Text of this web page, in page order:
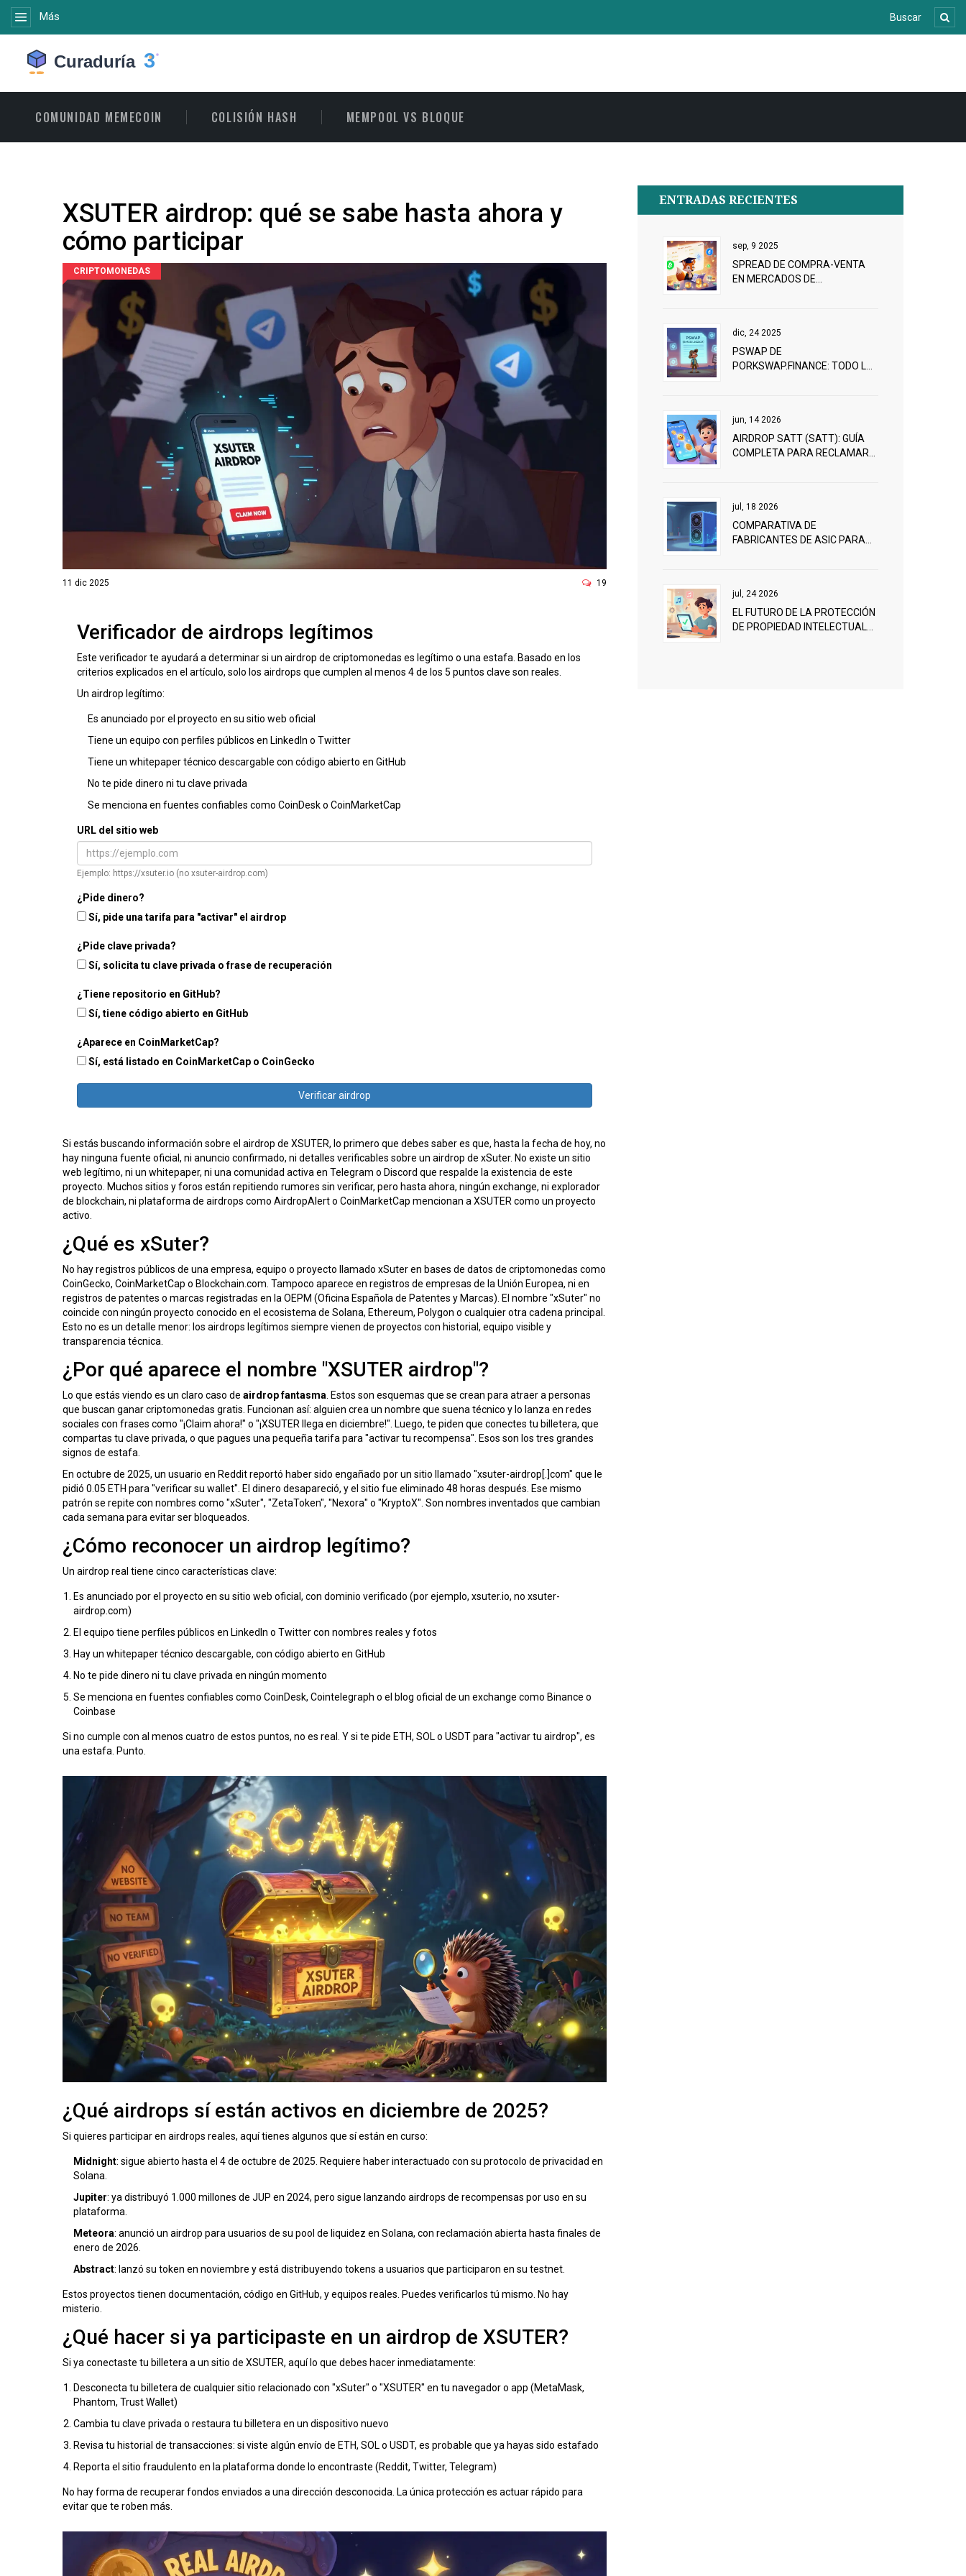
Más
COMUNIDAD MEMECOIN COLISIÓN HASH MEMPOOL VS BLOQUE
XSUTER airdrop: qué se sabe hasta ahora y
cómo participar
CRIPTOMONEDAS
11 dic 2025 19
Verificador de airdrops legítimos
Este verificador te ayudará a determinar si un airdrop de criptomonedas es legítimo o una estafa. Basado en los
criterios explicados en el artículo, solo los airdrops que cumplen al menos 4 de los 5 puntos clave son reales.
Un airdrop legítimo:
Es anunciado por el proyecto en su sitio web oficial
Tiene un equipo con perfiles públicos en LinkedIn o Twitter
Tiene un whitepaper técnico descargable con código abierto en GitHub
No te pide dinero ni tu clave privada
Se menciona en fuentes confiables como CoinDesk o CoinMarketCap
URL del sitio web
Ejemplo: https://xsuter.io (no xsuter-airdrop.com)
¿Pide dinero?
Sí, pide una tarifa para "activar" el airdrop
¿Pide clave privada?
Sí, solicita tu clave privada o frase de recuperación
¿Tiene repositorio en GitHub?
Sí, tiene código abierto en GitHub
¿Aparece en CoinMarketCap?
Sí, está listado en CoinMarketCap o CoinGecko
Verificar airdrop
Si estás buscando información sobre el airdrop de XSUTER, lo primero que debes saber es que, hasta la fecha de hoy, no
hay ninguna fuente oficial, ni anuncio confirmado, ni detalles verificables sobre un airdrop de xSuter. No existe un sitio
web legítimo, ni un whitepaper, ni una comunidad activa en Telegram o Discord que respalde la existencia de este
proyecto. Muchos sitios y foros están repitiendo rumores sin verificar, pero hasta ahora, ningún exchange, ni explorador
de blockchain, ni plataforma de airdrops como AirdropAlert o CoinMarketCap mencionan a XSUTER como un proyecto
activo.
¿Qué es xSuter?
No hay registros públicos de una empresa, equipo o proyecto llamado xSuter en bases de datos de criptomonedas como
CoinGecko, CoinMarketCap o Blockchain.com. Tampoco aparece en registros de empresas de la Unión Europea, ni en
registros de patentes o marcas registradas en la OEPM (Oficina Española de Patentes y Marcas). El nombre "xSuter" no
coincide con ningún proyecto conocido en el ecosistema de Solana, Ethereum, Polygon o cualquier otra cadena principal.
Esto no es un detalle menor: los airdrops legítimos siempre vienen de proyectos con historial, equipo visible y
transparencia técnica.
¿Por qué aparece el nombre "XSUTER airdrop"?
Lo que estás viendo es un claro caso de airdrop fantasma . Estos son esquemas que se crean para atraer a personas
que buscan ganar criptomonedas gratis. Funcionan así: alguien crea un nombre que suena técnico y lo lanza en redes
sociales con frases como "¡Claim ahora!" o "¡XSUTER llega en diciembre!". Luego, te piden que conectes tu billetera, que
compartas tu clave privada, o que pagues una pequeña tarifa para "activar tu recompensa". Esos son los tres grandes
signos de estafa.
En octubre de 2025, un usuario en Reddit reportó haber sido engañado por un sitio llamado "xsuter-airdrop[.]com" que le
pidió 0.05 ETH para "verificar su wallet". El dinero desapareció, y el sitio fue eliminado 48 horas después. Ese mismo
patrón se repite con nombres como "xSuter", "ZetaToken", "Nexora" o "KryptoX". Son nombres inventados que cambian
cada semana para evitar ser bloqueados.
¿Cómo reconocer un airdrop legítimo?
Un airdrop real tiene cinco características clave:
Es anunciado por el proyecto en su sitio web oficial, con dominio verificado (por ejemplo, xsuter.io, no xsuter-
airdrop.com)
El equipo tiene perfiles públicos en LinkedIn o Twitter con nombres reales y fotos
Hay un whitepaper técnico descargable, con código abierto en GitHub
No te pide dinero ni tu clave privada en ningún momento
Se menciona en fuentes confiables como CoinDesk, Cointelegraph o el blog oficial de un exchange como Binance o
Coinbase
Si no cumple con al menos cuatro de estos puntos, no es real. Y si te pide ETH, SOL o USDT para "activar tu airdrop", es
una estafa. Punto.
¿Qué airdrops sí están activos en diciembre de 2025?
Si quieres participar en airdrops reales, aquí tienes algunos que sí están en curso:
Midnight: sigue abierto hasta el 4 de octubre de 2025. Requiere haber interactuado con su protocolo de privacidad en
Solana.
Jupiter: ya distribuyó 1.000 millones de JUP en 2024, pero sigue lanzando airdrops de recompensas por uso en su
plataforma.
Meteora: anunció un airdrop para usuarios de su pool de liquidez en Solana, con reclamación abierta hasta finales de
enero de 2026.
Abstract: lanzó su token en noviembre y está distribuyendo tokens a usuarios que participaron en su testnet.
Estos proyectos tienen documentación, código en GitHub, y equipos reales. Puedes verificarlos tú mismo. No hay
misterio.
¿Qué hacer si ya participaste en un airdrop de XSUTER?
Si ya conectaste tu billetera a un sitio de XSUTER, aquí lo que debes hacer inmediatamente:
Desconecta tu billetera de cualquier sitio relacionado con "xSuter" o "XSUTER" en tu navegador o app (MetaMask,
Phantom, Trust Wallet)
Cambia tu clave privada o restaura tu billetera en un dispositivo nuevo
Revisa tu historial de transacciones: si viste algún envío de ETH, SOL o USDT, es probable que ya hayas sido estafado
Reporta el sitio fraudulento en la plataforma donde lo encontraste (Reddit, Twitter, Telegram)
No hay forma de recuperar fondos enviados a una dirección desconocida. La única protección es actuar rápido para
evitar que te roben más.
ENTRADAS RECIENTES
sep, 9 2025
SPREAD DE COMPRA-VENTA
EN MERCADOS DE
dic, 24 2025
PSWAP DE
PORKSWAP.FINANCE: TODO LO
jun, 14 2026
AIRDROP SATT (SATT): GUÍA
COMPLETA PARA RECLAMAR
jul, 18 2026
COMPARATIVA DE
FABRICANTES DE ASIC PARA
jul, 24 2026
EL FUTURO DE LA PROTECCIÓN
DE PROPIEDAD INTELECTUAL